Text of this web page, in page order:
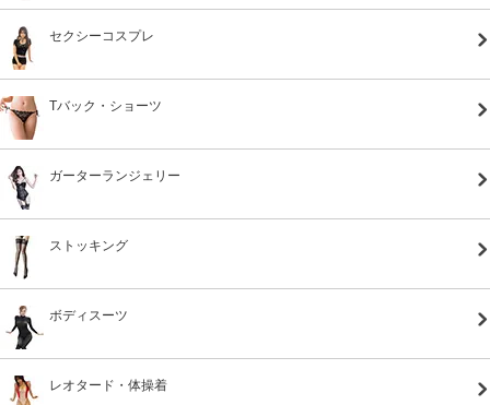
セクシーコスプレ
Tバック・ショーツ
ガーターランジェリー
ストッキング
ボディスーツ
レオタード・体操着